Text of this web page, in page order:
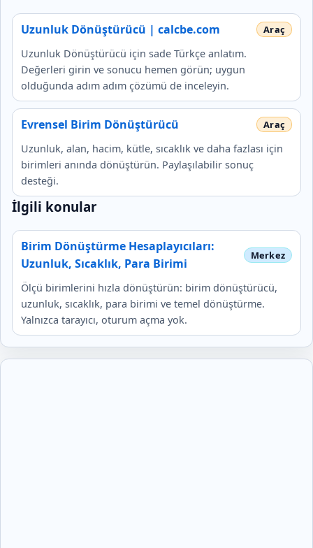
Uzunluk Dönüştürücü | calcbe.com
Uzunluk Dönüştürücü için sade Türkçe anlatım.
Değerleri girin ve sonucu hemen görün; uygun
olduğunda adım adım çözümü de inceleyin.
Evrensel Birim Dönüştürücü
Uzunluk, alan, hacim, kütle, sıcaklık ve daha fazlası için
birimleri anında dönüştürün. Paylaşılabilir sonuç
desteği.
İlgili konular
Birim Dönüştürme Hesaplayıcıları:
Uzunluk, Sıcaklık, Para Birimi
Ölçü birimlerini hızla dönüştürün: birim dönüştürücü,
uzunluk, sıcaklık, para birimi ve temel dönüştürme.
Yalnızca tarayıcı, oturum açma yok.